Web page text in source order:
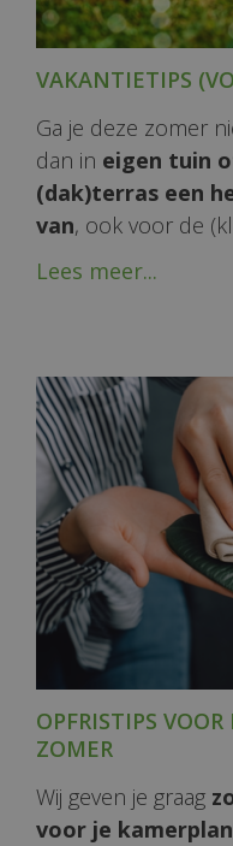
VAKANTIETIPS
Ga je deze zomer
dan in eigen tuin
(dak)terras een
van, ook voor de
Lees meer...
OPFRISTIPS
ZOMER
Wij geven je graag
voor je